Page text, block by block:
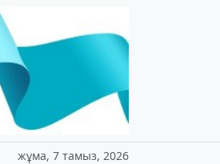
жұма, 7 тамыз, 2026